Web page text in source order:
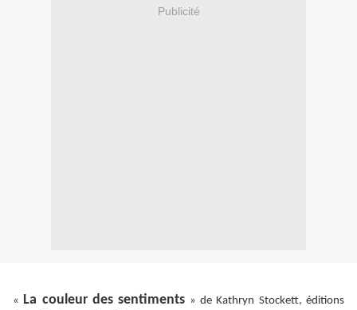
Publicité
« La couleur des sentiments » de Kathryn Stockett, éditions